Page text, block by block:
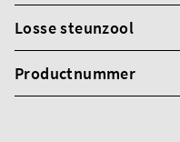
Losse steunzool
Productnummer